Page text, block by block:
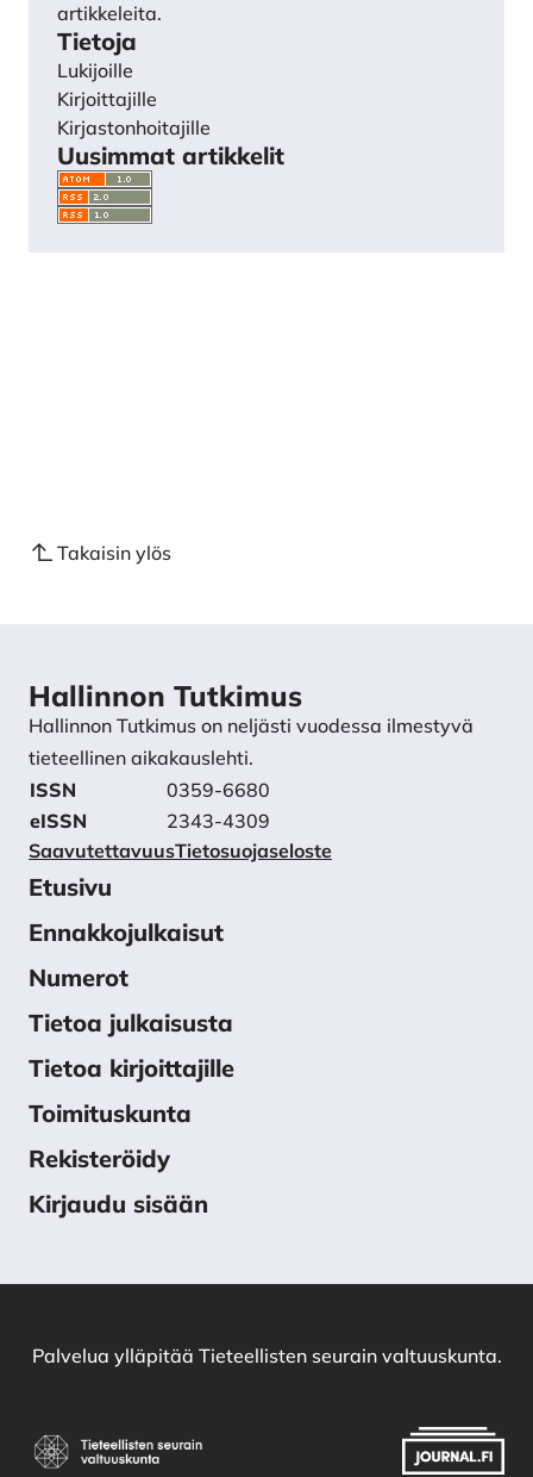
artikkeleita.
Tietoja
Lukijoille
Kirjoittajille
Kirjastonhoitajille
Uusimmat artikkelit
Takaisin ylös
Hallinnon Tutkimus
Hallinnon Tutkimus on neljästi vuodessa ilmestyvä
tieteellinen aikakauslehti.
ISSN
0359-6680
eISSN
2343-4309
SaavutettavuusTietosuojaseloste
Etusivu
Ennakkojulkaisut
Numerot
Tietoa julkaisusta
Tietoa kirjoittajille
Toimituskunta
Rekisteröidy
Kirjaudu sisään
Palvelua ylläpitää Tieteellisten seurain valtuuskunta.